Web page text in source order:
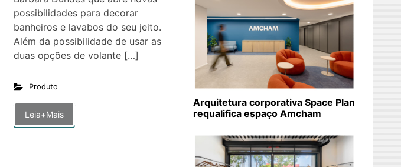
possibilidades para decorar
banheiros e lavabos do seu jeito.
Além da possibilidade de usar as
duas opções de volante […]
Produto
Leia+Mais
Arquitetura corporativa Space Plan
requalifica espaço Amcham